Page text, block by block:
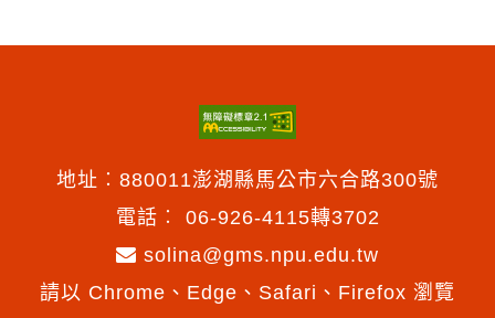
印
地址︰880011澎湖縣馬公市六合路300號
電話︰ 06-926-4115轉3702
solina@gms.npu.edu.tw
請以 Chrome、Edge、Safari、Firefox 瀏覽